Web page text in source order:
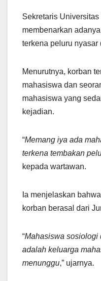
Sekretaris
membenarkan
terkena peluru nyasar
Menurutnya, korban
mahasiswa dan
mahasiswa yang
kejadian.
“Memang iya ada
terkena tembakan
kepada wartawan.
Ia menjelaskan
korban berasal dari
“Mahasiswa sosiologi
adalah keluarga
menunggu,” ujarnya.